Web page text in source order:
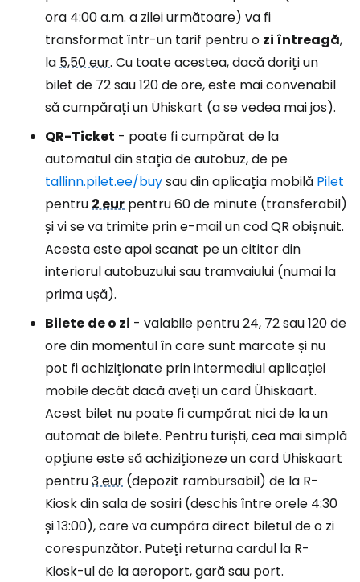
ora 4:00 a.m. a zilei următoare) va fi
transformat într-un tarif pentru o zi întreagă,
la 5,50 eur. Cu toate acestea, dacă doriți un
bilet de 72 sau 120 de ore, este mai convenabil
să cumpărați un Ühiskart (a se vedea mai jos).
QR-Ticket - poate fi cumpărat de la
automatul din stația de autobuz, de pe
tallinn.pilet.ee/buysau din aplicația mobilă Pilet
pentru 2 eur pentru 60 de minute (transferabil)
și vi se va trimite prin e-mail un cod QR obișnuit.
Acesta este apoi scanat pe un cititor din
interiorul autobuzului sau tramvaiului (numai la
prima ușă).
Bilete de o zi - valabile pentru 24, 72 sau 120 de
ore din momentul în care sunt marcate și nu
pot fi achiziționate prin intermediul aplicației
mobile decât dacă aveți un card Ühiskaart.
Acest bilet nu poate fi cumpărat nici de la un
automat de bilete. Pentru turiști, cea mai simplă
opțiune este să achiziționeze un card Ühiskaart
pentru3 eur (depozit rambursabil) de la R-
Kiosk din sala de sosiri (deschis între orele 4:30
și 13:00), care va cumpăra direct biletul de o zi
corespunzător. Puteți returna cardul la R-
Kiosk-ul de la aeroport, gară sau port.